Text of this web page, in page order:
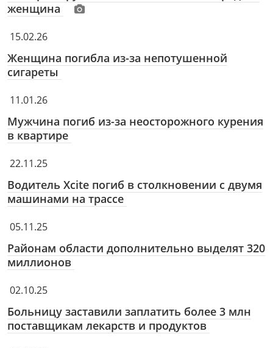
женщина
15.02.26
Женщина погибла из-за непотушенной
сигареты
11.01.26
Мужчина погиб из-за неосторожного курения
в квартире
22.11.25
Водитель Xcite погиб в столкновении с двумя
машинами на трассе
05.11.25
Районам области дополнительно выделят 320
миллионов
02.10.25
Больницу заставили заплатить более 3 млн
поставщикам лекарств и продуктов